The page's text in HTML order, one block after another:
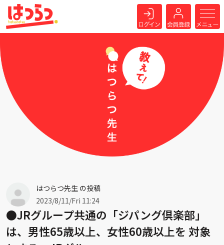
はつらつ先生 の投稿
2023/8/11/Fri 11:24
●JRグループ共通の「ジパング倶楽部」
は、男性65歳以上、女性60歳以上を 対象